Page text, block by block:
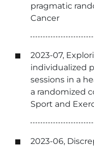
pragmatic
Cancer
2023-07,
individualized
sessions in a
a randomized
Sport and
2023-06,